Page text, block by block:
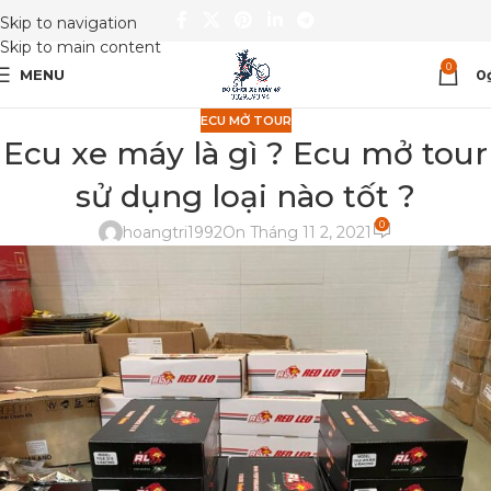
Skip to navigation
Skip to main content
MENU 0 0
ECU MỞ TOUR
Ecu xe máy là gì ? Ecu mở tour
sử dụng loại nào tốt ?
hoangtri1992On Tháng 11 2, 2021 0